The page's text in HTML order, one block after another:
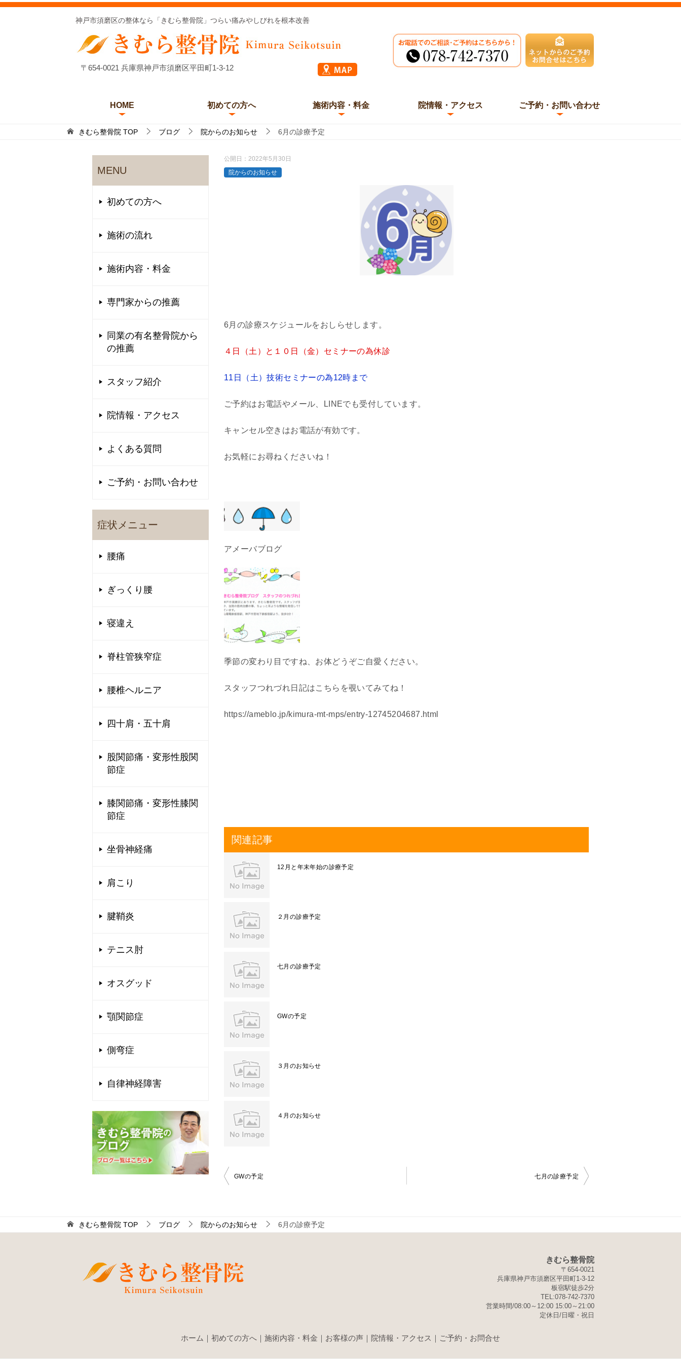
神戸市須磨区の整体なら「きむら整骨院」つらい痛みやしびれを根本改善
〒654-0021 兵庫県神戸市須磨区平田町1-3-12
HOME 初めての方へ 施術内容・料金 院情報・アクセス ご予約・お問い合わせ
きむら整骨院 TOP ブログ 院からのお知らせ 6月の診療予定
公開日： 2022年5月30日
院からのお知らせ
6月の診療スケジュールをおしらせします。
４日（土）と１０日（金）セミナーの為休診
11日（土）技術セミナーの為12時まで
ご予約はお電話やメール、LINEでも受付しています。
キャンセル空きはお電話が有効です。
お気軽にお尋ねくださいね！
アメーバブログ
季節の変わり目ですね、お体どうぞご自愛ください。
スタッフつれづれ日記はこちらを覗いてみてね！
https://ameblo.jp/kimura-mt-mps/entry-12745204687.html
関連記事
12月と年末年始の診療予定
２月の診療予定
七月の診療予定
GWの予定
３月のお知らせ
４月のお知らせ
投
稿
ー
シ
GWの予定 七月の診療予定
MENU
初めての方へ
施術の流れ
施術内容・料金
専門家からの推薦
同業の有名整骨院から
の推薦
スタッフ紹介
院情報・アクセス
よくある質問
ご予約・お問い合わせ
症状メニュー
腰痛
ぎっくり腰
寝違え
脊柱管狭窄症
腰椎ヘルニア
四十肩・五十肩
股関節痛・変形性股関
節症
膝関節痛・変形性膝関
節症
坐骨神経痛
肩こり
腱鞘炎
テニス肘
オスグッド
顎関節症
側弯症
自律神経障害
きむら整骨院 TOP ブログ 院からのお知らせ 6月の診療予定
きむら整骨院
〒654-0021
兵庫県神戸市須磨区平田町1-3-12
板宿駅徒歩2分
TEL:078-742-7370
営業時間/08:00～12:00 15:00～21:00
定休日/日曜・祝日
ホーム ｜ 初めての方へ ｜ 施術内容・料金 ｜ お客様の声 ｜ 院情報・アクセス ｜ ご予約・お問合せ